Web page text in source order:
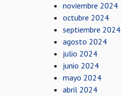
noviembre 2024
octubre 2024
septiembre 2024
agosto 2024
julio 2024
junio 2024
mayo 2024
abril 2024